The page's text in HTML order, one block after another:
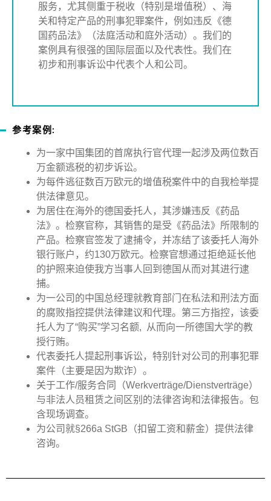
服务，尤其侧重于税收（特别是增值税）、海
关和特定产品的刑事犯罪案件，例如违反《德
国药品法》（法庭活动和庭外活动）。我们的
案例具有很强的国际层面以及代表性。我们在
初步和刑事诉讼中代表个人和公司。
参考案例 :
为一家中国集团的首席执行官代理一起涉及两位数百
万金额逃税的初步诉讼。
为每件逃征数百万欧元的增值税案件中的自我检举提
供法律意见。
为居住在海外的德国委托人，其涉嫌违反《药品
法》。检察官称，其销售的是受《药品法》所限制的
产品。检察官签发了逮捕令，并冻结了该委托人海外
银行账户，约130万欧元。检察官想通过拒绝延长他
的护照来迫使我方当事人回到德国从而对其进行逮
捕。
为一公司的中国总经理就教育部门在私法和刑法方面
的腐败指控提供法律建议和代理。第三方指控，该委
托人为了“购买”学习名额,
从而向一所德国大学的教
授行贿。
代表委托人提起刑事诉讼，特别针对公司的刑事犯罪
案件（主要是因为欺诈）。
关于工作/服务合同（Werkverträge/Dienstverträge）
与非法人员租赁之间区别的法律咨询和法律报告。包
含现场调查。
为公司就§266a StGB （扣留工资和薪金）提供法律
咨询。